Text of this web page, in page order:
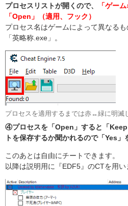
プロセスリストが開くので、
「ゲー
「Open」（適用、フック）
プロセス名はゲームによって異なる
「英略称.exe」。
プロセスを適用するまでは赤↔緑に明滅
④プロセスを「Open」すると「
トを保存するか聞かれるので「Yes」
このあとは自由にチートできます。
以降は説明用に『EDF5』のCTを用い